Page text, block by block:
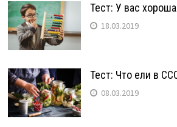
Тест: У вас
18.03.2019
Тест: Что ели в
08.03.2019